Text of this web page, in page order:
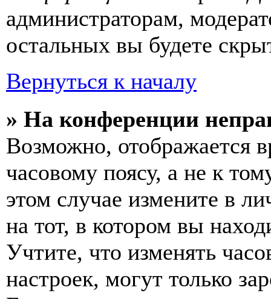
администраторам,
остальных вы будете
Вернуться к началу
» На конференции
Возможно, отображается
часовому поясу, а не к
этом случае измените в
на тот, в котором вы
Учтите, что изменять
настроек, могут только